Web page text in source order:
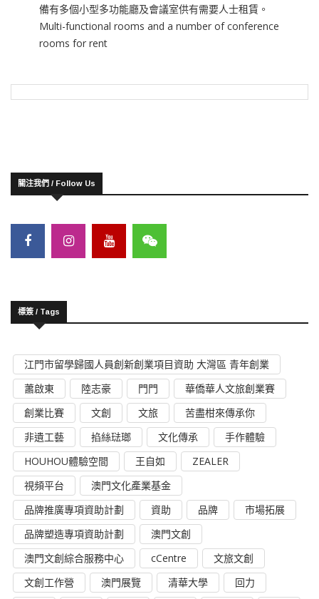
備有多個小型多功能廳及會議室供有需要人士租賃。
Multi-functional rooms and a number of conference
rooms for rent
關注我們 / Follow Us
標簽 / Tags
江門市留學歸國人員創新創業項目資助 大灣區 青年創業
蕭啟東
陸志豪 門門
華僑華人文旅創業賽
創業比賽
文創 文旅
苦盡柑來傳承你
非遺工藝
掐絲琺瑯 文化傳承
手作體驗
HOUHOU體驗空間
王自如
ZEALER
視頻平台
澳門文化產業基金
品牌推廣專項資助計劃
資助 品牌
市場拓展
品牌塑造專項資助計劃
澳門文創
澳門文創綜合服務中心
cCentre
文旅文創
文創工作營
澳門展覽 清華大學 回力